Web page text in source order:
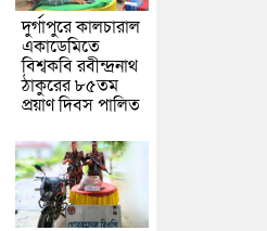
দুর্গাপুরে কালচারাল
একাডেমিতে
বিশ্বকবি রবীন্দ্রনাথ
ঠাকুরের ৮৫তম
প্রয়াণ দিবস পালিত